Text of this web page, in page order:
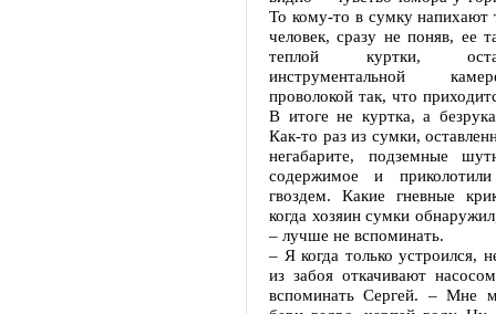
То кому-то в сумку напихают
человек, сразу не поняв, ее
теплой куртки,
инструментальной
проволокой так, что
В итоге не куртка, а
Как-то раз из сумки,
негабарите, подземные
содержимое и
гвоздем. Какие гневные
когда хозяин сумки
– лучше не вспоминать.
– Я когда только устроился,
из забоя откачивают
вспоминать Сергей. – Мне